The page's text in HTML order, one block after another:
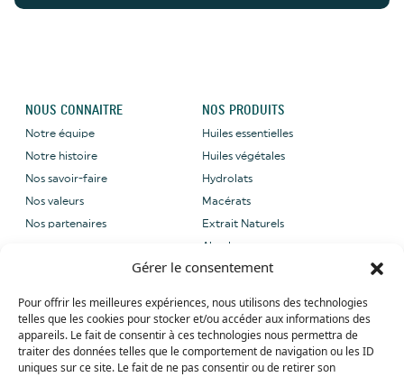
Gérer le consentement
Pour offrir les meilleures expériences, nous utilisons des technologies
telles que les cookies pour stocker et/ou accéder aux informations des
appareils. Le fait de consentir à ces technologies nous permettra de
traiter des données telles que le comportement de navigation ou les ID
uniques sur ce site. Le fait de ne pas consentir ou de retirer son
NOUS CONNAITRE
Notre équipe
Notre histoire
Nos savoir-faire
Nos valeurs
Nos partenaires
NOS PRODUITS
Huiles essentielles
Huiles végétales
Hydrolats
Macérats
Extrait Naturels
Absolues
provence.com
Tel: +33 (0) 4 90 27 09 40
Whatsapp: +33 (0) 4 90 27 09 40